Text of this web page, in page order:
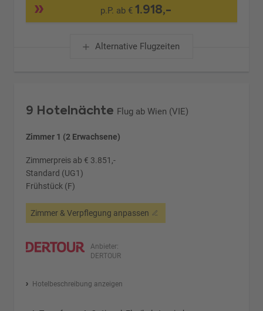
p.P. ab € 1.918,-
Alternative Flugzeiten
9 Hotelnächte Flug ab Wien (VIE)
Zimmer 1 (2 Erwachsene)
Zimmerpreis ab € 3.851,-
Standard (UG1)
Frühstück (F)
Zimmer & Verpflegung anpassen
Anbieter:
DERTOUR
Hotelbeschreibung anzeigen